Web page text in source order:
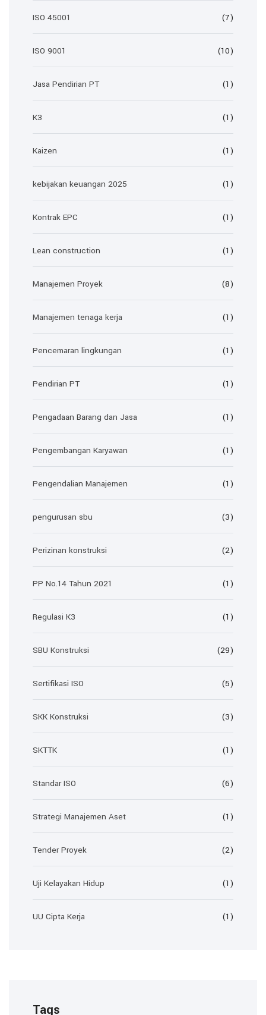
ISO 45001 (7)
ISO 9001 (10)
Jasa Pendirian PT (1)
K3 (1)
Kaizen (1)
kebijakan keuangan 2025 (1)
Kontrak EPC (1)
Lean construction (1)
Manajemen Proyek (8)
Manajemen tenaga kerja (1)
Pencemaran lingkungan (1)
Pendirian PT (1)
Pengadaan Barang dan Jasa (1)
Pengembangan Karyawan (1)
Pengendalian Manajemen (1)
pengurusan sbu (3)
Perizinan konstruksi (2)
PP No.14 Tahun 2021 (1)
Regulasi K3 (1)
SBU Konstruksi (29)
Sertifikasi ISO (5)
SKK Konstruksi (3)
SKTTK (1)
Standar ISO (6)
Strategi Manajemen Aset (1)
Tender Proyek (2)
Uji Kelayakan Hidup (1)
UU Cipta Kerja (1)
Tags